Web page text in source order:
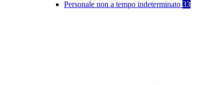
Personale non a tempo indeterminato 33